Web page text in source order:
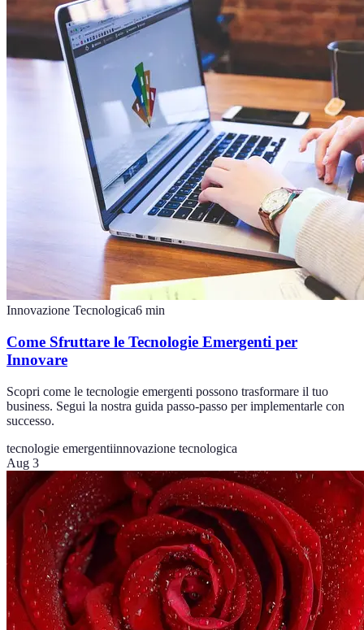
Innovazione Tecnologica6 min
Come Sfruttare le Tecnologie Emergenti per
Innovare
Scopri come le tecnologie emergenti possono trasformare il tuo
business. Segui la nostra guida passo-passo per implementarle con
successo.
tecnologie emergentiinnovazione tecnologica
Aug 3